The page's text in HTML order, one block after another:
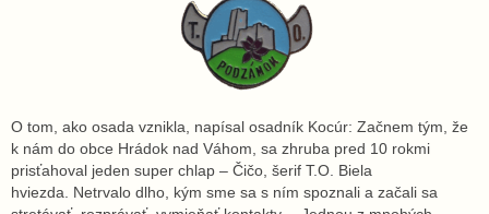
O tom, ako osada vznikla, napísal osadník Kocúr: Začnem tým, že
k nám do obce Hrádok nad Váhom, sa zhruba pred 10 rokmi
prisťahoval jeden super chlap – Čičo, šerif T.O. Biela
hviezda. Netrvalo dlho, kým sme sa s ním spoznali a začali sa